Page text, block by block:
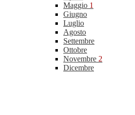
Maggio 1
Giugno
Luglio
Agosto
Settembre
Ottobre
Novembre 2
Dicembre